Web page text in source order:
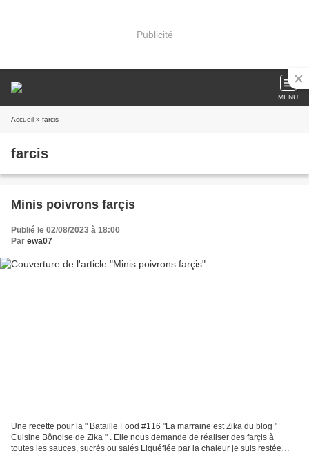
Publicité
MENU
Accueil » farcis
farcis
Minis poivrons farçis
Publié le 02/08/2023 à 18:00
Par ewa07
Une recette pour la " Bataille Food #116 "La marraine est Zika du blog "
Cuisine Bônoise de Zika " . Elle nous demande de réaliser des farçis à
toutes les sauces, sucrés ou salés Liquéfiée par la chaleur je suis restée